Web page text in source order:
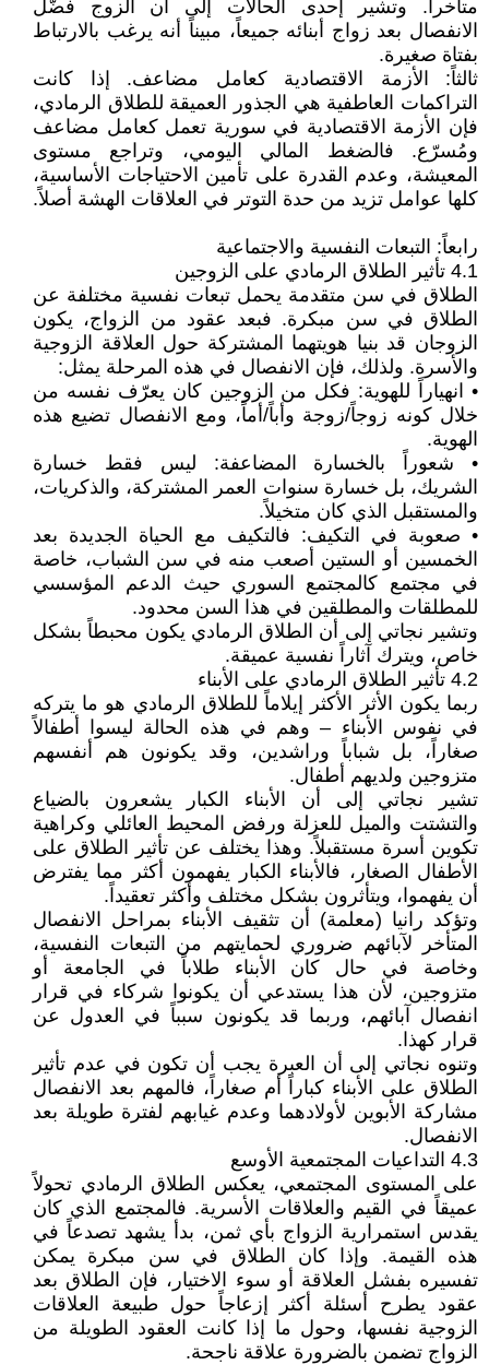
متأخراً. وتشير إحدى الحالات إلى أن الزوج فضّل
الانفصال بعد زواج أبنائه جميعاً، مبيناً أنه يرغب بالارتباط
بفتاة صغيرة.
ثالثاً: الأزمة الاقتصادية كعامل مضاعف. إذا كانت
التراكمات العاطفية هي الجذور العميقة للطلاق الرمادي،
فإن الأزمة الاقتصادية في سورية تعمل كعامل مضاعف
ومُسرّع. فالضغط المالي اليومي، وتراجع مستوى
المعيشة، وعدم القدرة على تأمين الاحتياجات الأساسية،
كلها عوامل تزيد من حدة التوتر في العلاقات الهشة أصلاً.
رابعاً: التبعات النفسية والاجتماعية
4.1 تأثير الطلاق الرمادي على الزوجين
الطلاق في سن متقدمة يحمل تبعات نفسية مختلفة عن
الطلاق في سن مبكرة. فبعد عقود من الزواج، يكون
الزوجان قد بنيا هويتهما المشتركة حول العلاقة الزوجية
والأسرة. ولذلك، فإن الانفصال في هذه المرحلة يمثل:
• انهياراً للهوية: فكل من الزوجين كان يعرّف نفسه من
خلال كونه زوجاً/زوجة وأباً/أماً، ومع الانفصال تضيع هذه
الهوية.
• شعوراً بالخسارة المضاعفة: ليس فقط خسارة
الشريك، بل خسارة سنوات العمر المشتركة، والذكريات،
والمستقبل الذي كان متخيلاً.
• صعوبة في التكيف: فالتكيف مع الحياة الجديدة بعد
الخمسين أو الستين أصعب منه في سن الشباب، خاصة
في مجتمع كالمجتمع السوري حيث الدعم المؤسسي
للمطلقات والمطلقين في هذا السن محدود.
وتشير نجاتي إلى أن الطلاق الرمادي يكون محبطاً بشكل
خاص، ويترك آثاراً نفسية عميقة.
4.2 تأثير الطلاق الرمادي على الأبناء
ربما يكون الأثر الأكثر إيلاماً للطلاق الرمادي هو ما يتركه
في نفوس الأبناء – وهم في هذه الحالة ليسوا أطفالاً
صغاراً، بل شباباً وراشدين، وقد يكونون هم أنفسهم
متزوجين ولديهم أطفال.
تشير نجاتي إلى أن الأبناء الكبار يشعرون بالضياع
والتشتت والميل للعزلة ورفض المحيط العائلي وكراهية
تكوين أسرة مستقبلاً. وهذا يختلف عن تأثير الطلاق على
الأطفال الصغار، فالأبناء الكبار يفهمون أكثر مما يفترض
أن يفهموا، ويتأثرون بشكل مختلف وأكثر تعقيداً.
وتؤكد رانيا (معلمة) أن تثقيف الأبناء بمراحل الانفصال
المتأخر لآبائهم ضروري لحمايتهم من التبعات النفسية،
وخاصة في حال كان الأبناء طلاباً في الجامعة أو
متزوجين، لأن هذا يستدعي أن يكونوا شركاء في قرار
انفصال آبائهم، وربما قد يكونون سبباً في العدول عن
قرار كهذا.
وتنوه نجاتي إلى أن العبرة يجب أن تكون في عدم تأثير
الطلاق على الأبناء كباراً أم صغاراً، فالمهم بعد الانفصال
مشاركة الأبوين لأولادهما وعدم غيابهم لفترة طويلة بعد
الانفصال.
4.3 التداعيات المجتمعية الأوسع
على المستوى المجتمعي، يعكس الطلاق الرمادي تحولاً
عميقاً في القيم والعلاقات الأسرية. فالمجتمع الذي كان
يقدس استمرارية الزواج بأي ثمن، بدأ يشهد تصدعاً في
هذه القيمة. وإذا كان الطلاق في سن مبكرة يمكن
تفسيره بفشل العلاقة أو سوء الاختيار، فإن الطلاق بعد
عقود يطرح أسئلة أكثر إزعاجاً حول طبيعة العلاقات
الزوجية نفسها، وحول ما إذا كانت العقود الطويلة من
الزواج تضمن بالضرورة علاقة ناجحة.